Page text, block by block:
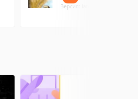
Версия: latest